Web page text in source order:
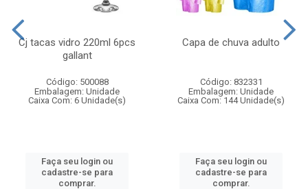
Cj tacas vidro 220ml 6pcs
gallant
Código: 500088
Embalagem: Unidade
Caixa Com: 6 Unidade(s)
Faça seu login ou
cadastre-se para
comprar.
Capa de chuva adulto
Código: 832331
Embalagem: Unidade
Caixa Com: 144 Unidade(s)
Faça seu login ou
cadastre-se para
comprar.